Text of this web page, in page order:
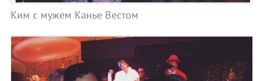
Ким с мужем Канье Вестом